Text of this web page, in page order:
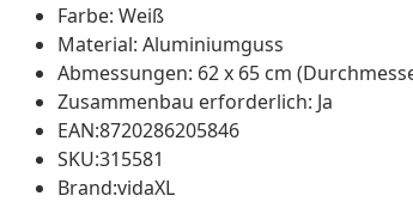
Farbe: Weiß
Material: Aluminiumguss
Abmessungen: 62 x 65 cm
Zusammenbau erforderlich: Ja
EAN:8720286205846
SKU:315581
Brand:vidaXL